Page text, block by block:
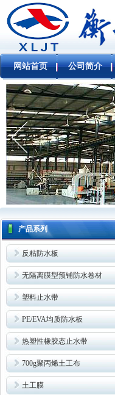
网站首页 公司简介
产品系列
反粘防水板
无隔离膜型预铺防水卷材
塑料止水带
PE/EVA均质防水板
热塑性橡胶态止水带
700g聚丙烯土工布
土工膜